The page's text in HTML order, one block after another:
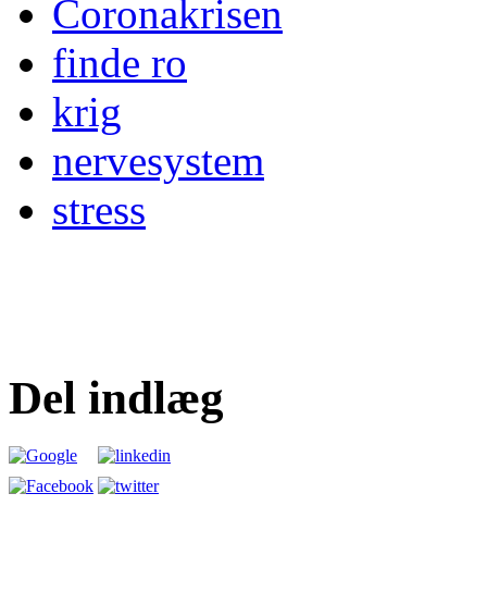
Coronakrisen
finde ro
krig
nervesystem
stress
Del indlæg